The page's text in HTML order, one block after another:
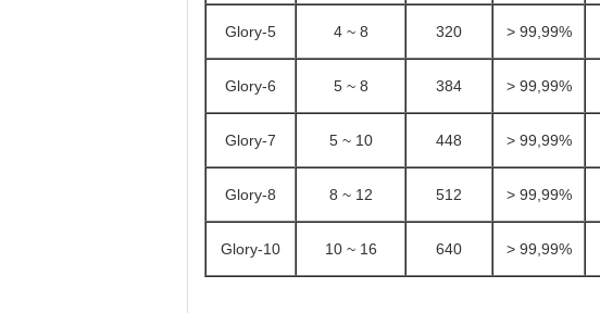
Glory-5 4 ~ 8 320 > 99,99%
Glory-6 5 ~ 8 384 > 99,99%
Glory-7 5 ~ 10 448 > 99,99%
Glory-8 8 ~ 12 512 > 99,99%
Glory-10 10 ~ 16 640 > 99,99%